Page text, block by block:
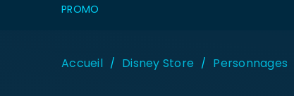
PROMO
Accueil / Disney Store / Personnages